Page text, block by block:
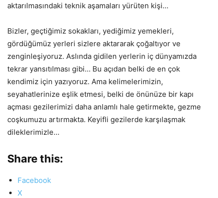
aktarılmasındaki teknik aşamaları yürüten kişi…
Bizler, geçtiğimiz sokakları, yediğimiz yemekleri,
gördüğümüz yerleri sizlere aktararak çoğaltıyor ve
zenginleşiyoruz. Aslında gidilen yerlerin iç dünyamızda
tekrar yansıtılması gibi… Bu açıdan belki de en çok
kendimiz için yazıyoruz. Ama kelimelerimizin,
seyahatlerinize eşlik etmesi, belki de önünüze bir kapı
açması gezilerimizi daha anlamlı hale getirmekte, gezme
coşkumuzu artırmakta. Keyifli gezilerde karşılaşmak
dileklerimizle…
Share this:
Facebook
X